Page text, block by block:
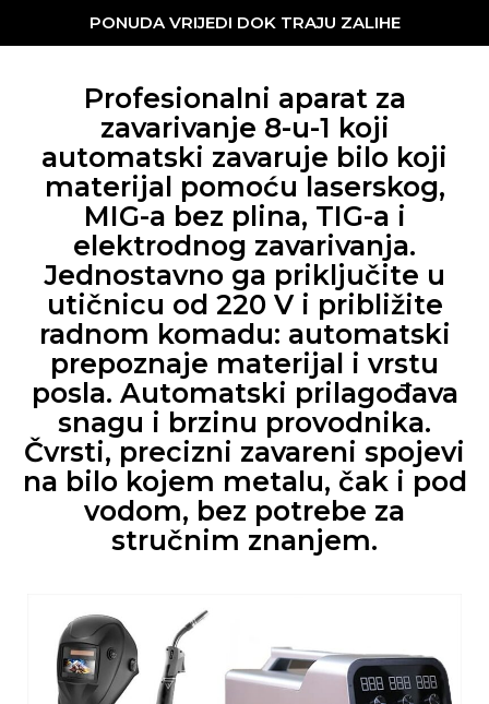
PONUDA VRIJEDI DOK TRAJU ZALIHE
Profesionalni aparat za
zavarivanje 8-u-1 koji
automatski zavaruje bilo koji
materijal pomoću laserskog,
MIG-a bez plina, TIG-a i
elektrodnog zavarivanja.
Jednostavno ga priključite u
utičnicu od 220 V i približite
radnom komadu: automatski
prepoznaje materijal i vrstu
posla. Automatski prilagođava
snagu i brzinu provodnika.
Čvrsti, precizni zavareni spojevi
na bilo kojem metalu, čak i pod
vodom, bez potrebe za
stručnim znanjem.